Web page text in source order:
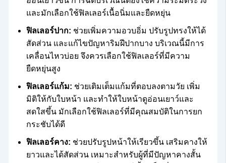
และมักเลือกใช้ฟิลเลอร์เนื้อนิ่มและยืดหยุ่น
ฟิลเลอร์ปาก: ช่วยเพิ่มความอวบอิ่ม ปรับรูปทรงให้ได้
สัดส่วน และแก้ไขปัญหาริมฝีปากบาง บริเวณนี้มีการ
เคลื่อนไหวบ่อย จึงควรเลือกใช้ฟิลเลอร์ที่มีความ
ยืดหยุ่นสูง
ฟิลเลอร์แก้ม: ช่วยเติมเต็มแก้มที่ตอบลงตามวัย เพิ่ม
มิติให้กับใบหน้า และทำให้ใบหน้าดูอ่อนเยาว์และ
สดใสขึ้น มักเลือกใช้ฟิลเลอร์ที่มีคุณสมบัติในการยก
กระชับได้ดี
ฟิลเลอร์คาง: ช่วยปรับรูปหน้าให้เรียวขึ้น เสริมคางให้
ยาวและได้สัดส่วน เหมาะสำหรับผู้ที่มีปัญหาคางสั้น